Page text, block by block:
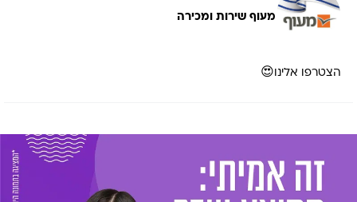
מעוף שירות ומכירה
הצטרפו אלינו😍